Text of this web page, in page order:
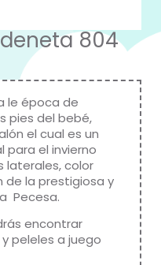
804
le época de
pies del bebé,
el cual es un
para el invierno
laterales, color
de la prestigiosa y
Pecesa.
encontrar
peleles a juego